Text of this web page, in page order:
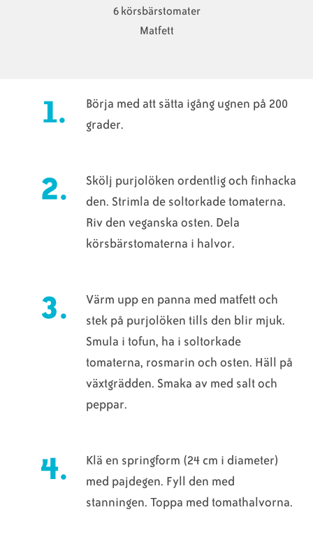
6 körsbärstomater
Matfett
Börja med att sätta igång ugnen på 200
grader.
Skölj purjolöken ordentlig och finhacka
den. Strimla de soltorkade tomaterna.
Riv den veganska osten. Dela
körsbärstomaterna i halvor.
Värm upp en panna med matfett och
stek på purjolöken tills den blir mjuk.
Smula i tofun, ha i soltorkade
tomaterna, rosmarin och osten. Häll på
växtgrädden. Smaka av med salt och
peppar.
Klä en springform (24 cm i diameter)
med pajdegen. Fyll den med
stanningen. Toppa med tomathalvorna.